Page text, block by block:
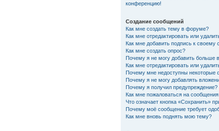
конференцию!
Создание сообщений
Как мне создать тему в форуме?
Как мне отредактировать или
Как мне добавить подпись к своему
Как мне создать опрос?
Почему я не могу добавить больше
Как мне отредактировать или
Почему мне недоступны некоторые
Почему я не могу добавлять
Почему я получил предупреждение?
Как мне пожаловаться на
Что означает кнопка «Сохранить»
Почему моё сообщение требует
Как мне вновь поднять мою тему?